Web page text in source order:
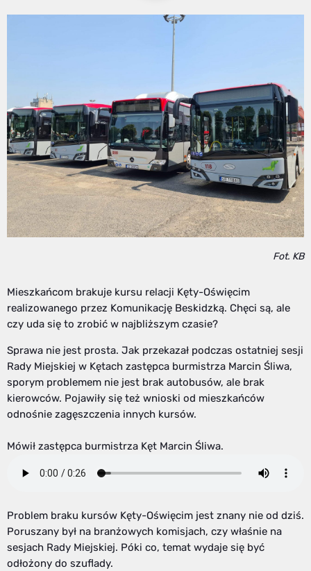
Fot. KB
Mieszkańcom brakuje kursu relacji Kęty-Oświęcim
realizowanego przez Komunikację Beskidzką. Chęci są, ale
czy uda się to zrobić w najbliższym czasie?
Sprawa nie jest prosta. Jak przekazał podczas ostatniej sesji
Rady Miejskiej w Kętach zastępca burmistrza Marcin Śliwa,
sporym problemem nie jest brak autobusów, ale brak
kierowców. Pojawiły się też wnioski od mieszkańców
odnośnie zagęszczenia innych kursów.
Mówił zastępca burmistrza Kęt Marcin Śliwa.
Problem braku kursów Kęty-Oświęcim jest znany nie od dziś.
Poruszany był na branżowych komisjach, czy właśnie na
sesjach Rady Miejskiej. Póki co, temat wydaje się być
odłożony do szuflady.